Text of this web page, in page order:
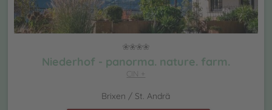
Niederhof - panorma. nature. farm.
CIN +
Brixen / St. Andrä